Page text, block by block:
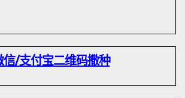
信/支付宝二维码撒种